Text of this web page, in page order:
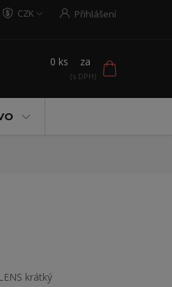
CZK Přihlášení
0 ks za
krátký